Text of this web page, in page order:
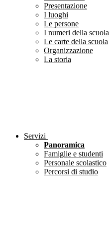
Presentazione
I luoghi
Le persone
I numeri della scuola
Le carte della scuola
Organizzazione
La storia
Servizi
Panoramica
Famiglie e studenti
Personale scolastico
Percorsi di studio